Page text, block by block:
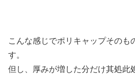
こんな感じでポリキャップそのも
す。
但し、厚みが増した分だけ其処此